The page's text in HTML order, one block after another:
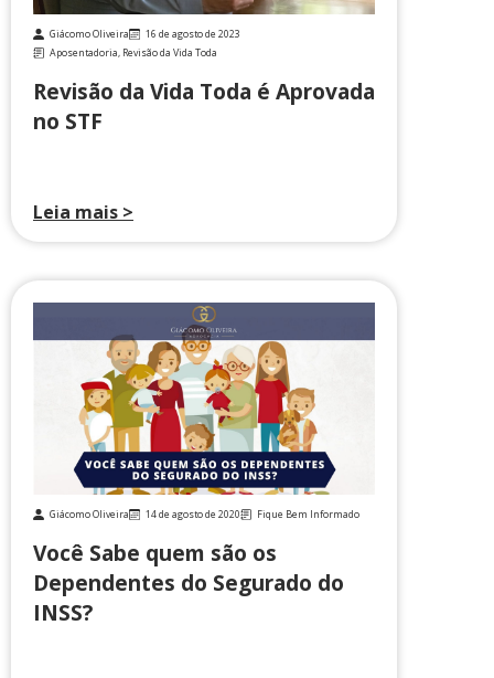
Giácomo Oliveira
16 de agosto de 2023
Aposentadoria, Revisão da Vida Toda
Revisão da Vida Toda é Aprovada
no STF
Leia mais >
Giácomo Oliveira 14 de agosto de 2020 Fique Bem Informado
Você Sabe quem são os
Dependentes do Segurado do
INSS?